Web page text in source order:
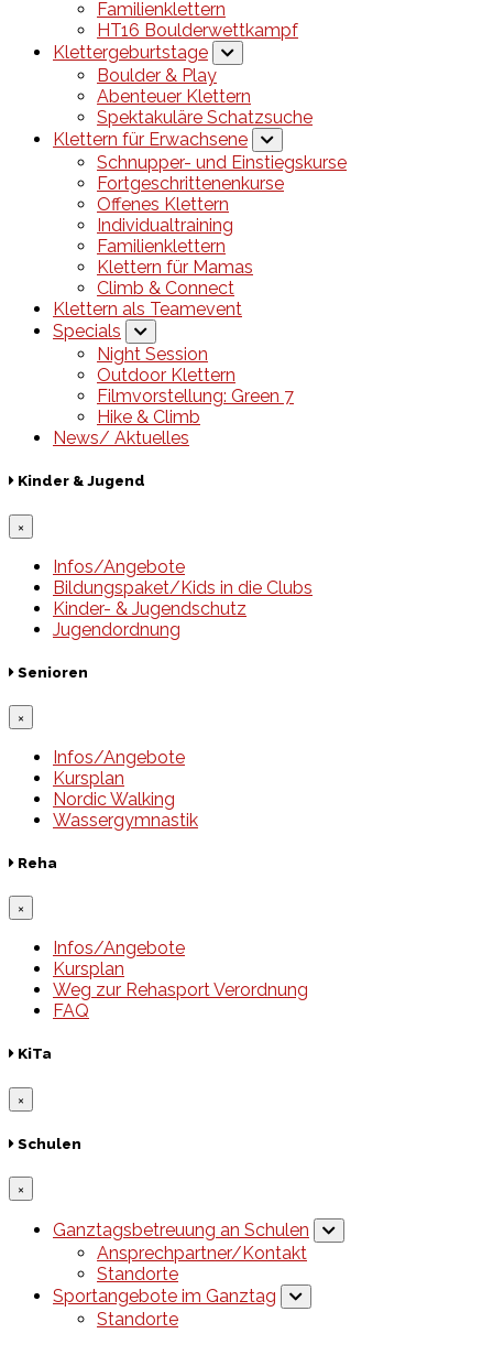
Familienklettern
HT16 Boulderwettkampf
Klettergeburtstage
Boulder & Play
Abenteuer Klettern
Spektakuläre Schatzsuche
Klettern für Erwachsene
Schnupper- und Einstiegskurse
Fortgeschrittenenkurse
Offenes Klettern
Individualtraining
Familienklettern
Klettern für Mamas
Climb & Connect
Klettern als Teamevent
Specials
Night Session
Outdoor Klettern
Filmvorstellung: Green 7
Hike & Climb
News/ Aktuelles
Kinder & Jugend
×
Infos/Angebote
Bildungspaket/Kids in die Clubs
Kinder- & Jugendschutz
Jugendordnung
Senioren
×
Infos/Angebote
Kursplan
Nordic Walking
Wassergymnastik
Reha
×
Infos/Angebote
Kursplan
Weg zur Rehasport Verordnung
FAQ
KiTa
×
Schulen
×
Ganztagsbetreuung an Schulen
Ansprechpartner/Kontakt
Standorte
Sportangebote im Ganztag
Standorte